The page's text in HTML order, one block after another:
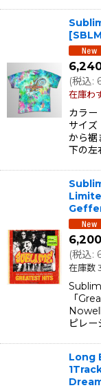
[
(税込:
在庫わ
カラ
サイズ
から裾
下の左
6,200
(税込:
在庫数
「
ピレ
Long